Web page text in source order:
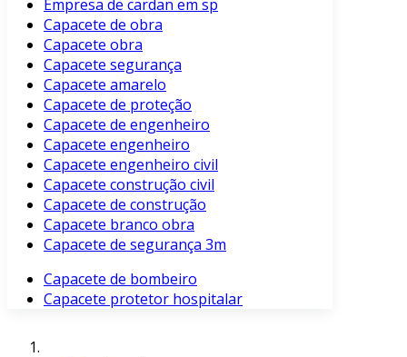
Empresa de cardan em sp
Capacete de obra
Capacete obra
Capacete segurança
Capacete amarelo
Capacete de proteção
Capacete de engenheiro
Capacete engenheiro
Capacete engenheiro civil
Capacete construção civil
Capacete de construção
Capacete branco obra
Capacete de segurança 3m
Capacete de bombeiro
Capacete protetor hospitalar